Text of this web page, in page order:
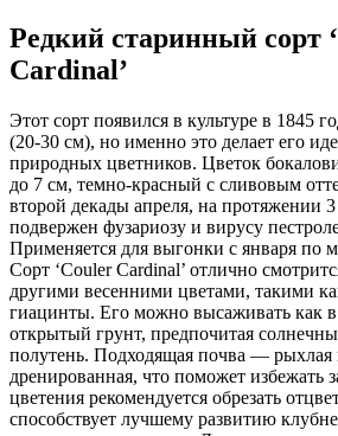
Редкий старинный сорт
Cardinal’
Этот сорт появился в культуре в 1845
(20-30 см), но именно это делает его
природных цветников. Цветок
до 7 см, темно-красный с сливовым
второй декады апреля, на протяжении
подвержен фузариозу и вирусу
Применяется для выгонки с января по
Сорт ‘Couler Cardinal’ отлично
другими весенними цветами, такими
гиацинты. Его можно высаживать как
открытый грунт, предпочитая
полутень. Подходящая почва — рыхлая
дренированная, что поможет избежать
цветения рекомендуется обрезать
способствует лучшему развитию